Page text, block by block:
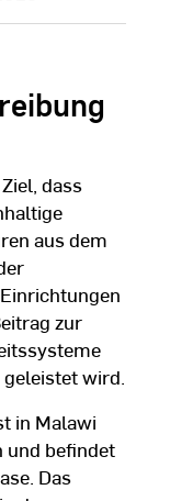
dass
aus dem
zur
wird.
in Malawi
befindet
Das